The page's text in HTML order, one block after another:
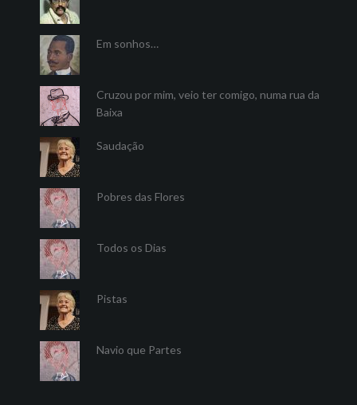
Em sonhos…
Cruzou por mim, veio ter comigo, numa rua da
Baixa
Saudação
Pobres das Flores
Todos os Dias
Pistas
Navio que Partes